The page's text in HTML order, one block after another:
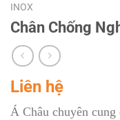
INOX
Chân Chống
Liên hệ
Á Châu chuyên